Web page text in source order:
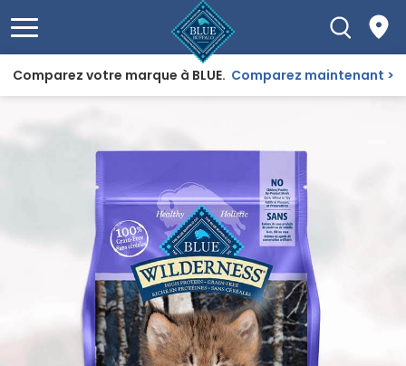
Comparez votre marque à BLUE. Comparez maintenant